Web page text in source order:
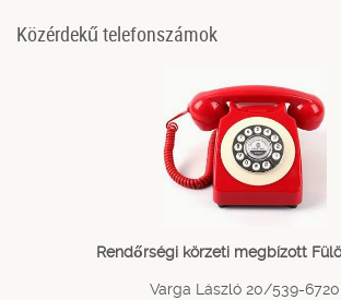
Közérdekű telefonszámok
Rendőrségi körzeti megbízott
Varga László 20/539-6720